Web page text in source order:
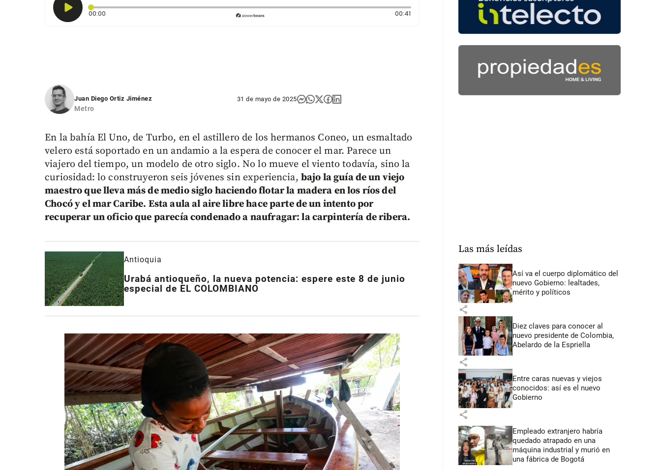
00:00
00:41Duración: 41 segundos
Juan Diego Ortiz Jiménez
Metro
31 de mayo de 2025
En la bahía El Uno, de Turbo, en el astillero de los hermanos Coneo, un esmaltado
velero está soportado en un andamio a la espera de conocer el mar. Parece un
viajero del tiempo, un modelo de otro siglo. No lo mueve el viento todavía, sino la
curiosidad: lo construyeron seis jóvenes sin experiencia, bajo la guía de un viejo
maestro que lleva más de medio siglo haciendo flotar la madera en los ríos del
Chocó y el mar Caribe. Esta aula al aire libre hace parte de un intento por
recuperar un oficio que parecía condenado a naufragar: la carpintería de ribera.
Antioquia
Urabá antioqueño, la nueva potencia: espere este 8 de junio
especial de EL COLOMBIANO
Las más leídas
Así va el cuerpo diplomático del
nuevo Gobierno: lealtades,
mérito y políticos
share
Diez claves para conocer al
nuevo presidente de Colombia,
Abelardo de la Espriella
share
Entre caras nuevas y viejos
conocidos: así es el nuevo
Gobierno
share
Empleado extranjero habría
quedado atrapado en una
máquina industrial y murió en
una fábrica de Bogotá